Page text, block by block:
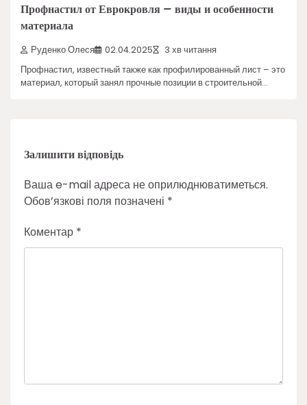
Профнастил от Еврокровля – виды и особенности
материала
Руденко Олеся 02.04.2025 3 хв читання
Профнастил, известный также как профилированный лист – это
материал, который занял прочные позиции в строительной…
Залишити відповідь
Ваша e-mail адреса не оприлюднюватиметься.
Обов’язкові поля позначені *
Коментар *